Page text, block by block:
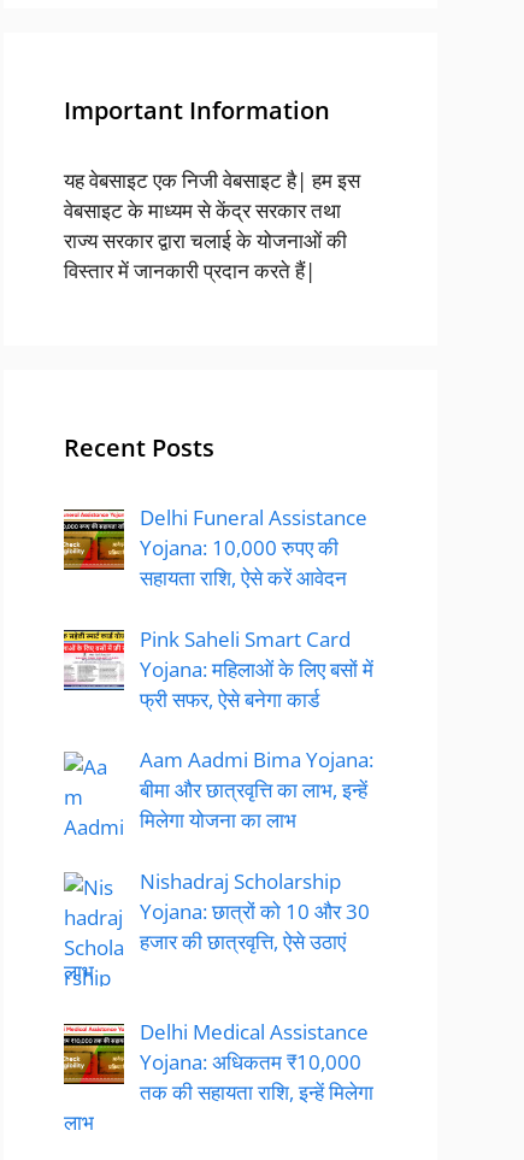
Important Information
यह वेबसाइट एक निजी वेबसाइट है| हम इस
वेबसाइट के माध्यम से केंद्र सरकार तथा
राज्य सरकार द्वारा चलाई के योजनाओं की
विस्तार में जानकारी प्रदान करते हैं|
Recent Posts
Delhi Funeral Assistance
Yojana: 10,000 रुपए की
सहायता राशि, ऐसे करें आवेदन
Pink Saheli Smart Card
Yojana: महिलाओं के लिए बसों में
फ्री सफर, ऐसे बनेगा कार्ड
Aam Aadmi Bima Yojana:
बीमा और छात्रवृत्ति का लाभ, इन्हें
मिलेगा योजना का लाभ
Nishadraj Scholarship
Yojana: छात्रों को 10 और 30
हजार की छात्रवृत्ति, ऐसे उठाएं
लाभ
Delhi Medical Assistance
Yojana: अधिकतम ₹10,000
तक की सहायता राशि, इन्हें मिलेगा
लाभ